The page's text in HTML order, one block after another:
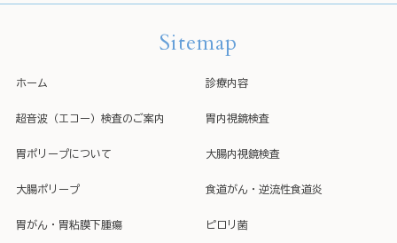
Sitemap
ホーム 診療内容
超音波（エコー）検査のご案内 胃内視鏡検査
胃ポリープについて 大腸内視鏡検査
大腸ポリープ 食道がん・逆流性食道炎
胃がん・胃粘膜下腫瘍 ピロリ菌